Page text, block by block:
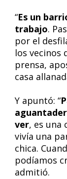
“Es un
trabajo.
por el
los vecinos
prensa,
casa
Y apuntó: “
ver, es una
vivía una
chica.
podíamos
admitió.